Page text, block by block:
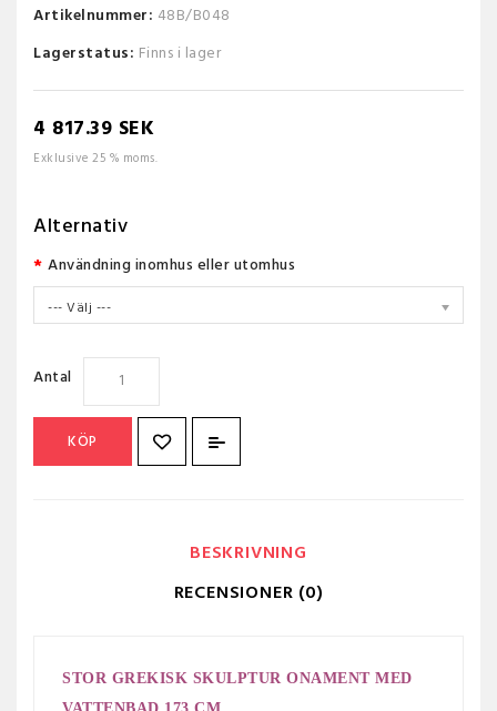
Artikelnummer: 48B/B048
Lagerstatus: Finns i lager
4 817.39 SEK
Exklusive 25 % moms.
Alternativ
Användning inomhus eller utomhus
--- Välj ---
Antal
KÖP
BESKRIVNING
RECENSIONER (0)
STOR GREKISK SKULPTUR ONAMENT MED